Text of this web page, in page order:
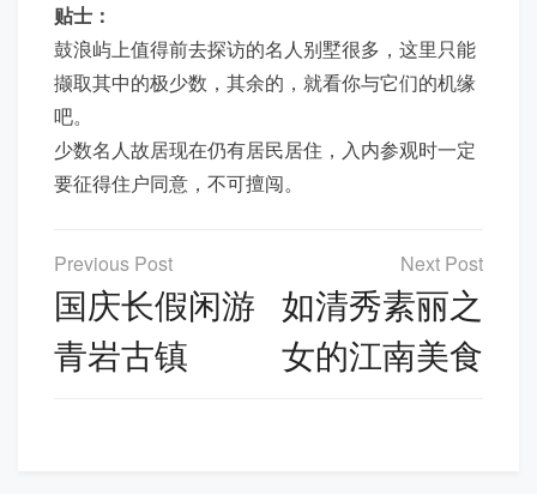
贴士：
鼓浪屿上值得前去探访的名人别墅很多，这里只能
撷取其中的极少数，其余的，就看你与它们的机缘
吧。
少数名人故居现在仍有居民居住，入内参观时一定
要征得住户同意，不可擅闯。
文
章
导
航
国庆长假闲游
青岩古镇
如清秀素丽之
女的江南美食